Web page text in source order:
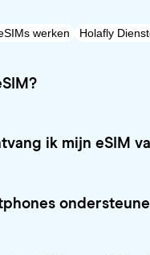
werken Holafly
ik mijn eSIM